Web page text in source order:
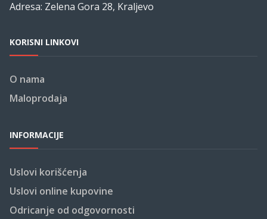
Adresa: Zelena Gora 28, Kraljevo
KORISNI LINKOVI
O nama
Maloprodaja
INFORMACIJE
Uslovi korišćenja
Uslovi online kupovine
Odricanje od odgovornosti